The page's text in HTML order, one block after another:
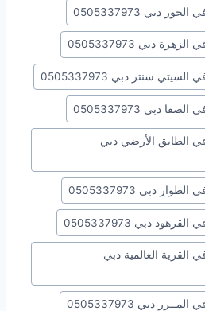
0505337973
دبي 0505337973
سنتر دبي 0505337973
0505337973
الطابق الأرضي دبي
دبي 0505337973
دبي 0505337973
العالمية دبي
دبي 0505337973